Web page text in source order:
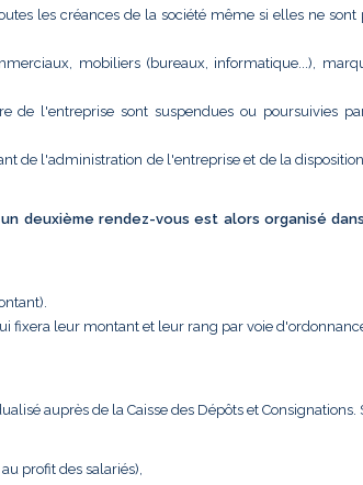
les créances de la société même si elles ne sont
mobiliers (bureaux, informatique...),
de l'entreprise sont suspendues ou poursuivies
de l'administration de l'entreprise et de la
deuxième rendez-vous est alors organisé
fixera leur montant et leur rang par voie
auprès de la Caisse des Dépôts et Consignations.
profit des salariés),